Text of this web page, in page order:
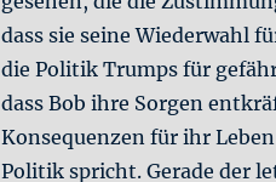
dass sie seine Wiederwahl
die Politik Trumps für
dass Bob ihre Sorgen
Konsequenzen für ihr
Politik spricht. Gerade der